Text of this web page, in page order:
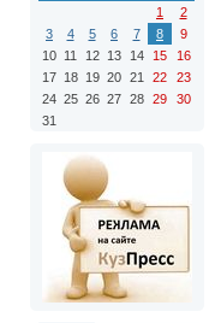
1
2
3
4 5 6 7 8
9
10 11 12 13 14 15
16
17 18 19 20 21 22
23
24 25 26 27 28 29
30
31